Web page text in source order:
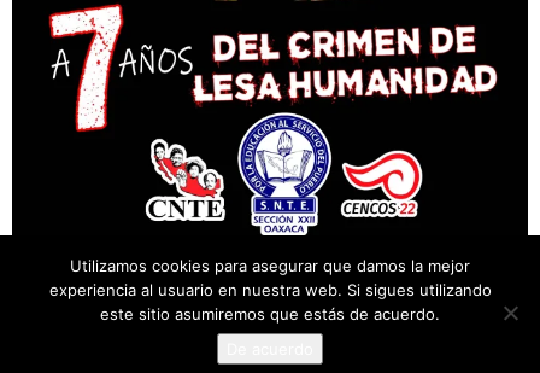
© Desarrollado por Cencos Sección XXII, Oaxaca.
Utilizamos cookies para asegurar que damos la mejor
experiencia al usuario en nuestra web. Si sigues utilizando
este sitio asumiremos que estás de acuerdo.